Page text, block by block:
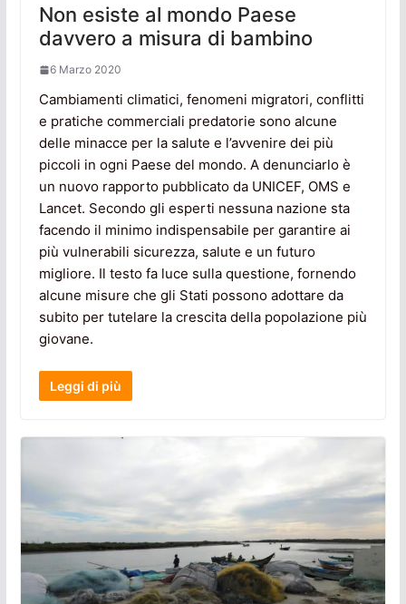
Non esiste al mondo Paese
davvero a misura di bambino
6 Marzo 2020
Cambiamenti climatici, fenomeni migratori, conflitti
e pratiche commerciali predatorie sono alcune
delle minacce per la salute e l’avvenire dei più
piccoli in ogni Paese del mondo. A denunciarlo è
un nuovo rapporto pubblicato da UNICEF, OMS e
Lancet. Secondo gli esperti nessuna nazione sta
facendo il minimo indispensabile per garantire ai
più vulnerabili sicurezza, salute e un futuro
migliore. Il testo fa luce sulla questione, fornendo
alcune misure che gli Stati possono adottare da
subito per tutelare la crescita della popolazione più
giovane.
Leggi di più